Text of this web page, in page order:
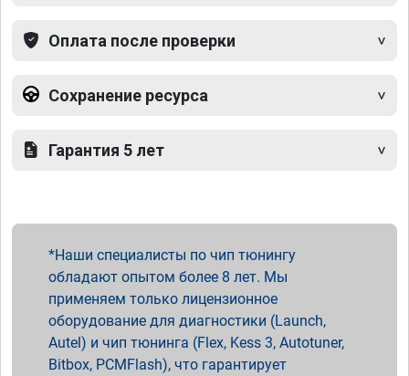
Оплата после проверки
Сохранение ресурса
Гарантия 5 лет
Наши специалисты по чип тюнингу
обладают опытом более 8 лет. Мы
применяем только лицензионное
оборудование для диагностики (Launch,
Autel) и чип тюнинга (Flex, Kess 3, Autotuner,
Bitbox, PCMFlash), что гарантирует